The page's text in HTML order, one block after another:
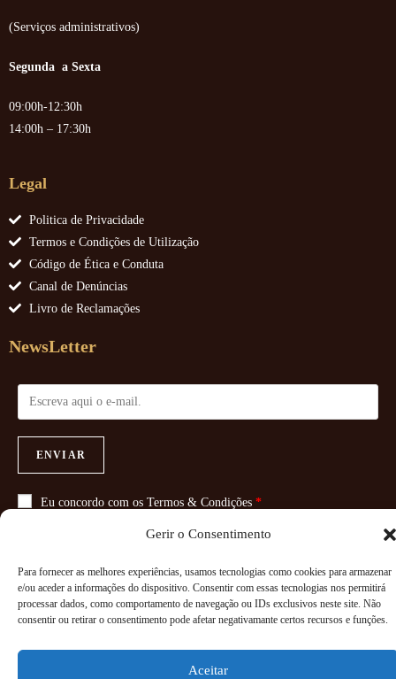
Gerir o Consentimento
Para fornecer as melhores experiências, usamos tecnologias como cookies para armazenar
e/ou aceder a informações do dispositivo. Consentir com essas tecnologias nos permitirá
processar dados, como comportamento de navegação ou IDs exclusivos neste site. Não
consentir ou retirar o consentimento pode afetar negativamante certos recursos e funções.
Aceitar
(Serviços administrativos)
Segunda a Sexta
09:00h-12:30h
14:00h – 17:30h
Legal
Politica de Privacidade
Termos e Condições de Utilização
Código de Ética e Conduta
Canal de Denúncias
Livro de Reclamações
NewsLetter
ENVIAR
Eu concordo com os Termos & Condições *
Copyright 2026 - Powered ByPaginadoze - Soluções Informáticas